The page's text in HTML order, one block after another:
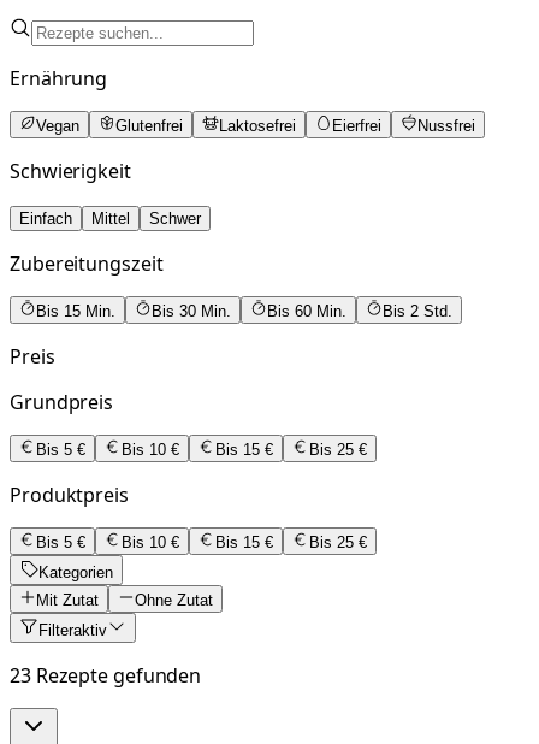
Ernährung
Vegan Glutenfrei Laktosefrei Eierfrei Nussfrei
Schwierigkeit
Einfach Mittel Schwer
Zubereitungszeit
Bis 15 Min. Bis 30 Min. Bis 60 Min. Bis 2 Std.
Preis
Grundpreis
Bis 5 € Bis 10 € Bis 15 € Bis 25 €
Produktpreis
Bis 5 € Bis 10 € Bis 15 €
Bis 25 €
Kategorien
Mit Zutat
Ohne Zutat
Filteraktiv
23 Rezepte gefunden